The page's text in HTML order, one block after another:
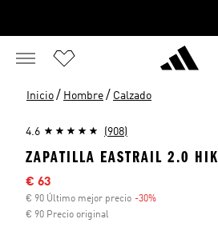
Inicio / Hombre / Calzado
4.6 (908)
ZAPATILLA EASTRAIL 2.0
Precio rebajado
€ 63
€ 90 Último mejor precio -30%
€ 90 Precio original